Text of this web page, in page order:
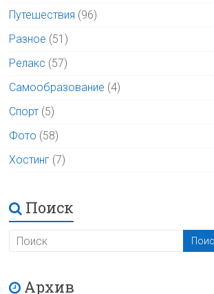
Путешествия (96)
Разное (51)
Релакс (57)
Самообразование (4)
Спорт (5)
Фото (58)
Хостинг (7)
Поиск
Архив